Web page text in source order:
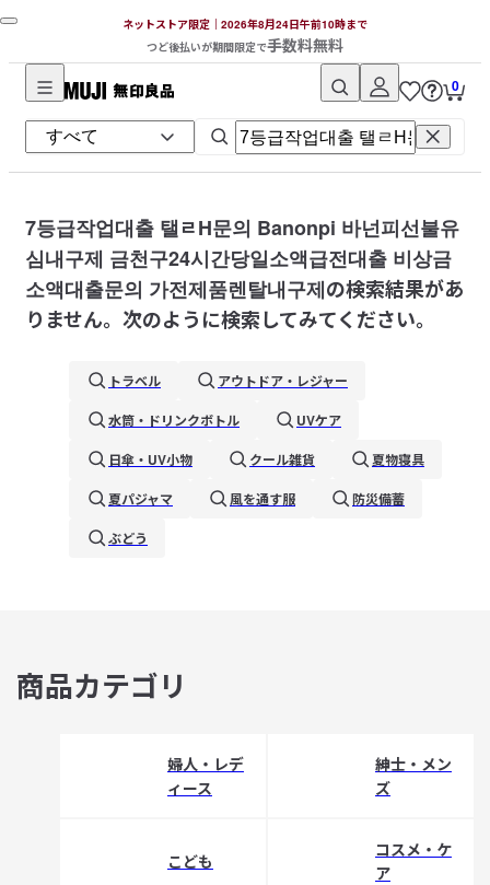
ネットストア限定｜2026年8月24日午前10時まで
つど後払いが期間限定で手数料無料
無
印
良
ネ
ッ
ト
ス
ト
0
7등급작업대출 탤ㄹH문의 Banonpi 바넌피선불유
심내구제 금천구24시간당일소액급전대출 비상금
소액대출문의 가전제품렌탈내구제の検索結果があ
りません。次のように検索してみてください。
トラベル
アウトドア・レジャー
水筒・ドリンクボトル
UVケア
日傘・UV小物
クール雑貨
夏物寝具
夏パジャマ
風を通す服
防災備蓄
ぶどう
商品カテゴリ
婦人・レデ
ィース
紳士・メン
ズ
こども
コスメ・ケ
ア